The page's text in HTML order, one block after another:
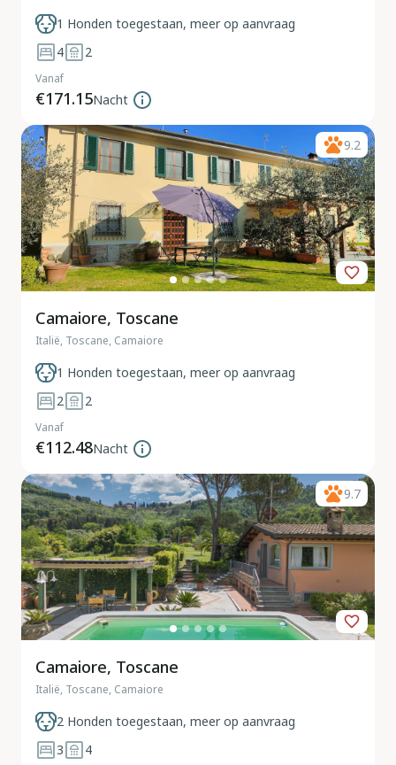
1 Honden toegestaan, meer op aanvraag
4
2
Vanaf
€171.15Nacht
9.2
Camaiore, Toscane
Italië, Toscane, Camaiore
1 Honden toegestaan, meer op aanvraag
2
2
Vanaf
€112.48Nacht
9.7
Camaiore, Toscane
Italië, Toscane, Camaiore
2 Honden toegestaan, meer op aanvraag
3
4